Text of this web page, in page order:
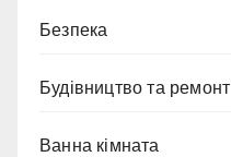
Безпека
Будівництво та ремонт
Ванна кімната